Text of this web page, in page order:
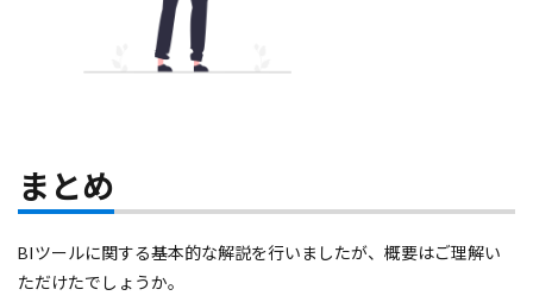
まとめ
BIツールに関する基本的な解説を行いましたが、概要はご理解い
ただけたでしょうか。